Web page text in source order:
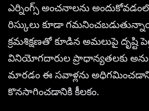
ఎర్నింగ్స్ అంచనాలను
రిస్కులు కూడా
క్రమశిక్షణతో కూడిన అమలుపై దృష్టి
వినియోగదారుల ప్రాధాన్యతలకు
మారడం ఈ సవాళ్లను
కొనసాగించడానికి కీలకం.